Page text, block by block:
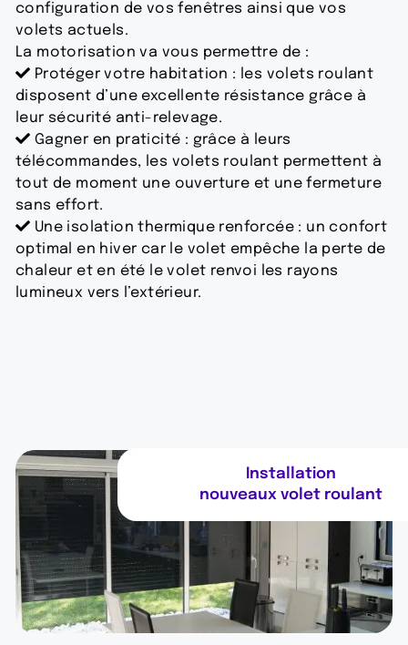
configuration de vos fenêtres ainsi que vos
volets actuels.
La motorisation va vous permettre de :
Protéger votre habitation : les volets roulant
disposent d’une excellente résistance grâce à
leur sécurité anti-relevage.
Gagner en praticité : grâce à leurs
télécommandes, les volets roulant permettent à
tout de moment une ouverture et une fermeture
sans effort.
Une isolation thermique renforcée : un confort
optimal en hiver car le volet empêche la perte de
chaleur et en été le volet renvoi les rayons
lumineux vers l’extérieur.
Installation
nouveaux volet roulant